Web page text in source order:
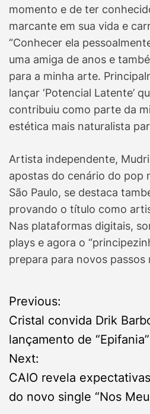
momento e de ter
marcante em sua vida e
“Conhecer ela
uma amiga de anos e
para a minha arte.
lançar ‘Potencial Latente’
contribuiu como parte da
estética mais naturalista
Artista independente,
apostas do cenário do pop
São Paulo, se destaca
provando o título como
Nas plataformas digitais,
plays e agora o
prepara para novos passos
P
o
s
t
Previous:
Cristal convida Drik
lançamento de
Next:
CAIO revela
do novo single “Nos